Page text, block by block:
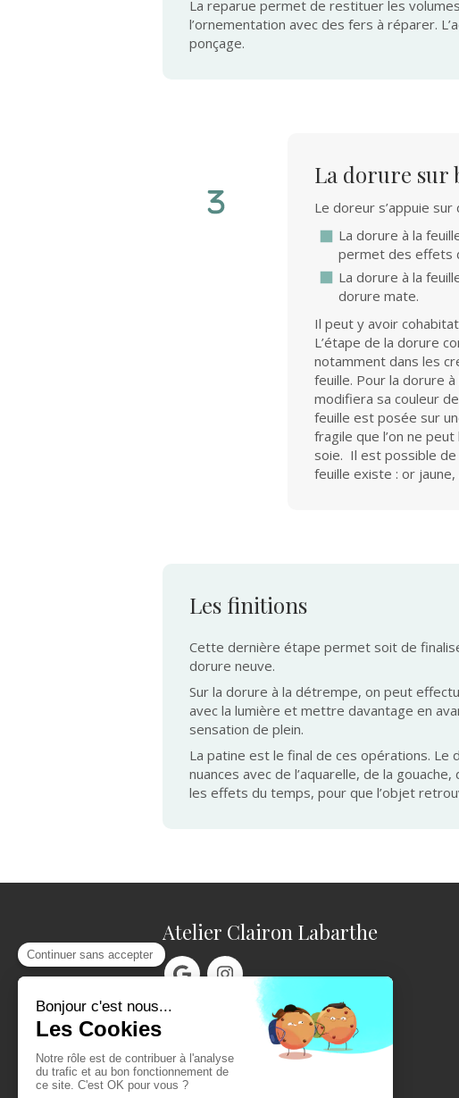
La reparue permet de restituer les
l’ornementation avec des fers à réparer.
ponçage.
La dorure sur
Le doreur s’appuie
La dorure à la
permet des effets
La dorure à la
dorure mate.
Il peut y avoir
L’étape de la dorure
notamment dans les
feuille. Pour la dorure
modifiera sa couleur
feuille est posée sur
fragile que l’on ne
soie. Il est possible de
feuille existe : or
Les finitions
Cette dernière étape permet soit de
dorure neuve.
Sur la dorure à la détrempe, on peut
avec la lumière et mettre davantage en
sensation de plein.
La patine est le final de ces opérations.
nuances avec de l’aquarelle, de la
les effets du temps, pour que l’objet
Atelier Clairon Labarthe